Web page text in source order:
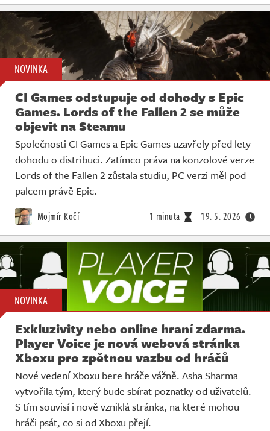
NOVINKA
CI Games odstupuje od dohody s Epic
Games. Lords of the Fallen 2 se může
objevit na Steamu
Společnosti CI Games a Epic Games uzavřely před lety
dohodu o distribuci. Zatímco práva na konzolové verze
Lords of the Fallen 2 zůstala studiu, PC verzi měl pod
palcem právě Epic.
Mojmír Kočí 1 minuta 19. 5. 2026
NOVINKA
Exkluzivity nebo online hraní zdarma.
Player Voice je nová webová stránka
Xboxu pro zpětnou vazbu od hráčů
Nové vedení Xboxu bere hráče vážně. Asha Sharma
vytvořila tým, který bude sbírat poznatky od uživatelů.
S tím souvisí i nově vzniklá stránka, na které mohou
hráči psát, co si od Xboxu přejí.